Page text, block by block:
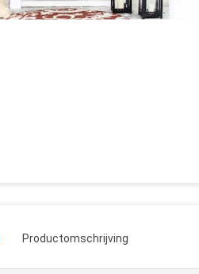
Productomschrijving